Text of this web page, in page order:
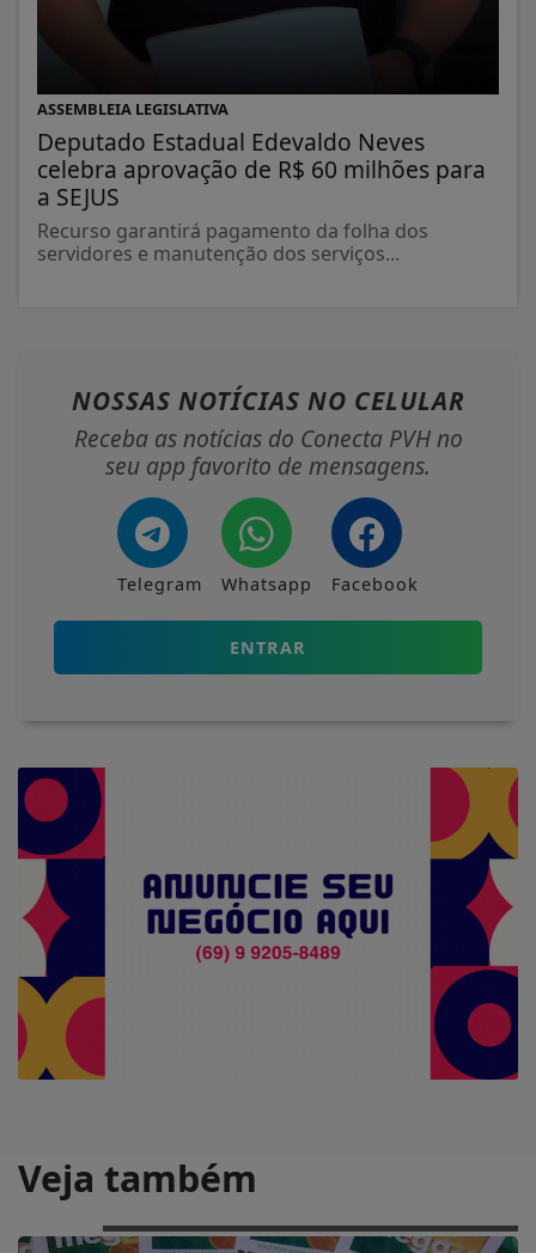
ASSEMBLEIA LEGISLATIVA
Deputado Estadual Edevaldo Neves
celebra aprovação de R$ 60 milhões para
a SEJUS
Recurso garantirá pagamento da folha dos
servidores e manutenção dos serviços...
NOSSAS NOTÍCIAS NO CELULAR
Receba as notícias do Conecta PVH no
seu app favorito de mensagens.
Telegram Whatsapp Facebook
ENTRAR
Veja também